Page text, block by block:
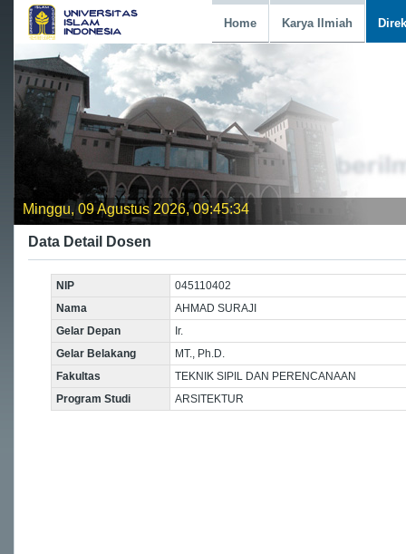
Home Karya Ilmiah
Minggu, 09 Agustus 2026, 09:45:34
Data Detail Dosen
NIP
045110402
Nama
AHMAD SURAJI
Gelar Depan
Ir.
Gelar Belakang
MT., Ph.D.
Fakultas
TEKNIK SIPIL DAN PERENCANAAN
Program Studi
ARSITEKTUR